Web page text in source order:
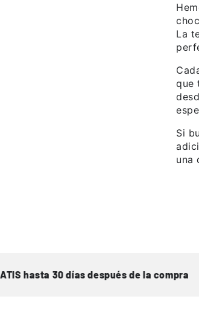
La
que
Si
una
hasta 30 días después de la compra